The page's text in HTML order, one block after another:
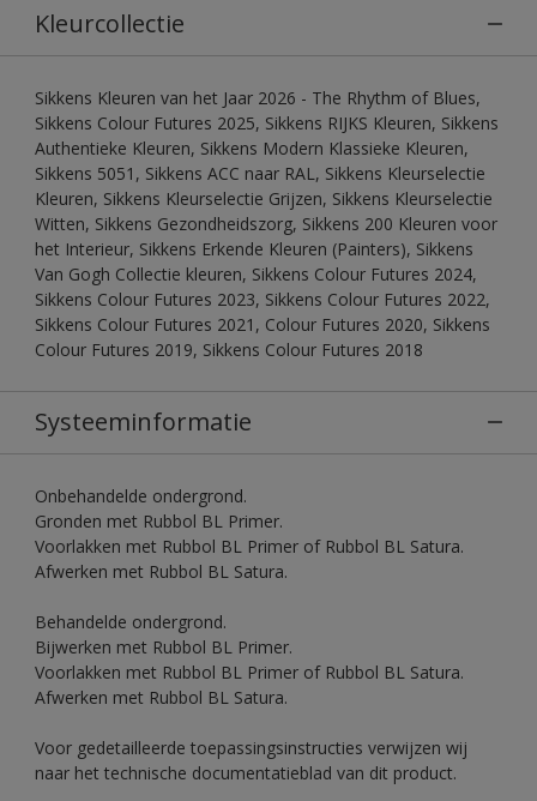
Kleurcollectie
Sikkens Kleuren van het Jaar 2026 - The Rhythm of Blues,
Sikkens Colour Futures 2025, Sikkens RIJKS Kleuren, Sikkens
Authentieke Kleuren, Sikkens Modern Klassieke Kleuren,
Sikkens 5051, Sikkens ACC naar RAL, Sikkens Kleurselectie
Kleuren, Sikkens Kleurselectie Grijzen, Sikkens Kleurselectie
Witten, Sikkens Gezondheidszorg, Sikkens 200 Kleuren voor
het Interieur, Sikkens Erkende Kleuren (Painters), Sikkens
Van Gogh Collectie kleuren, Sikkens Colour Futures 2024,
Sikkens Colour Futures 2023, Sikkens Colour Futures 2022,
Sikkens Colour Futures 2021, Colour Futures 2020, Sikkens
Colour Futures 2019, Sikkens Colour Futures 2018
Systeeminformatie
Onbehandelde ondergrond.
Gronden met Rubbol BL Primer.
Voorlakken met Rubbol BL Primer of Rubbol BL Satura.
Afwerken met Rubbol BL Satura.
Behandelde ondergrond.
Bijwerken met Rubbol BL Primer.
Voorlakken met Rubbol BL Primer of Rubbol BL Satura.
Afwerken met Rubbol BL Satura.
Voor gedetailleerde toepassingsinstructies verwijzen wij
naar het technische documentatieblad van dit product.